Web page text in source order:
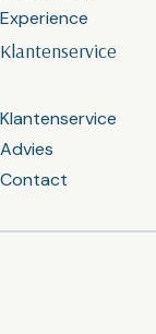
Klantenservice
Klantenservice
Advies
Contact
Experience